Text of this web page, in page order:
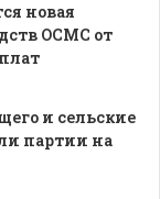
новая
ОСМС от
и сельские
партии на